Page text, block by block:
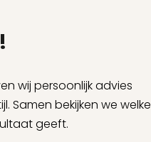
wij persoonlijk advies
Samen bekijken we welke
geeft.